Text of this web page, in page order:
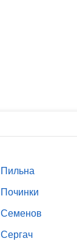
Пильна
Починки
Семенов
Сергач